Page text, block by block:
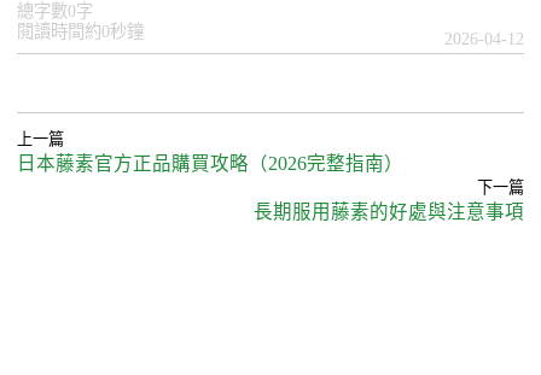
總字數0字
閱讀時間約0秒鐘
2026-04-12
上一篇
日本藤素官方正品購買攻略（2026完整指南）
下一篇
長期服用藤素的好處與注意事項